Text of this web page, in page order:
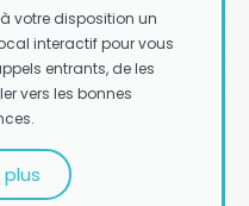
votre disposition un
interactif pour vous
entrants, de les
vers les bonnes
plus